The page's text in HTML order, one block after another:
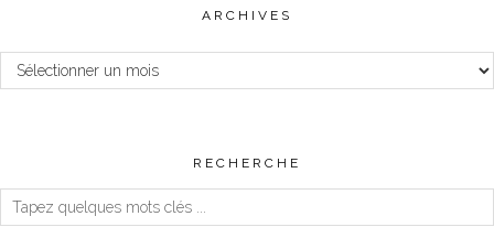
ARCHIVES
Archives
RECHERCHE